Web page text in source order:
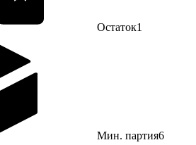
Остаток1
Мин. партия6